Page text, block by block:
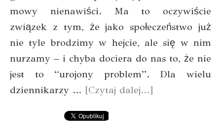
mowy nienawiści. Ma to oczywiście
związek z tym, że jako społeczeństwo już
nie tyle brodzimy w hejcie, ale się w nim
nurzamy – i chyba dociera do nas to, że nie
jest to “urojony problem”. Dla wielu
dziennikarzy … [Czytaj dalej…]